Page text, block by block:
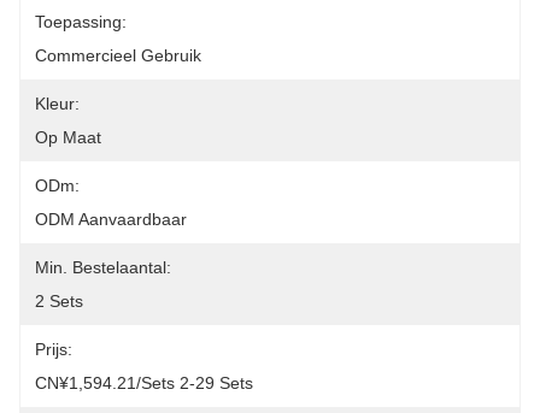
Toepassing:
Commercieel Gebruik
Kleur:
Op Maat
ODm:
ODM Aanvaardbaar
Min. Bestelaantal:
2 Sets
Prijs:
CN¥1,594.21/sets 2-29 Sets